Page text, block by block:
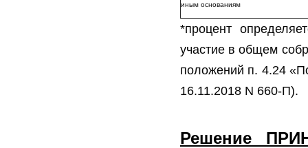
иным основаниям
*процент
участие в общем
положений п. 4.24
16.11.2018 N 660-П).
Решение